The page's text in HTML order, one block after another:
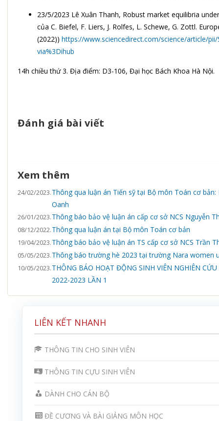
LIÊN KẾT NHANH
THÔNG TIN CHO SINH VIÊN
THÔNG TIN CỰU SINH VIÊN
DÀNH CHO CÁN BỘ
ĐỀ CƯƠNG VÀ BÀI GIẢNG MÔN HỌC
23/5/2023 Lê Xuân Thanh, Robust market equilibria
của C. Biefel, F. Liers, J. Rolfes, L. Schewe, G. Zottl.
(2022)) https://www.sciencedirect.com/science/article/pii/
via%3Dihub
14h chiều thứ 3. Địa điểm: D3-106, Đại học Bách Khoa Hà Nội.
Đánh giá bài viết
Xem thêm
24/02/2023.Thông qua luận án Tiến sỹ tại Bộ môn Toán cơ bản:
Oanh
26/01/2023.Thông báo bảo vệ luận án cấp cơ sở NCS Nguyễn
08/12/2022.Thông qua luận án tại Bộ môn Toán cơ bản
19/04/2023.Thông báo bảo vệ luận án TS cấp cơ sở NCS Trần
05/05/2023.Thông báo trường hè 2023 tại trường Nara women
10/05/2023.THÔNG BÁO HOẠT ĐỘNG SINH VIÊN NGHIÊN
2022-2023 LẦN 1